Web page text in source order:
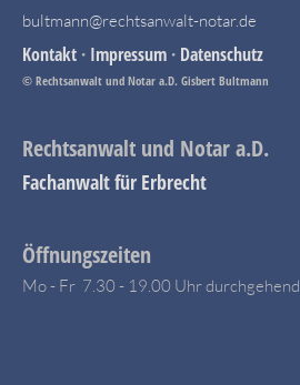
bultmann@rechtsanwalt-notar.de
Kontakt · Impressum · Datenschutz
© Rechtsanwalt und Notar a.D. Gisbert Bultmann
Rechtsanwalt und Notar a.D.
Fachanwalt für Erbrecht
Öffnungszeiten
Mo - Fr 7.30 - 19.00 Uhr durchgehend